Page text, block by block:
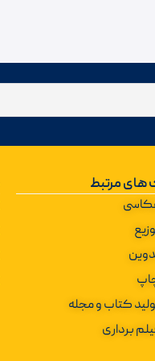
های مرتبط
کتاب و مجله
برداری